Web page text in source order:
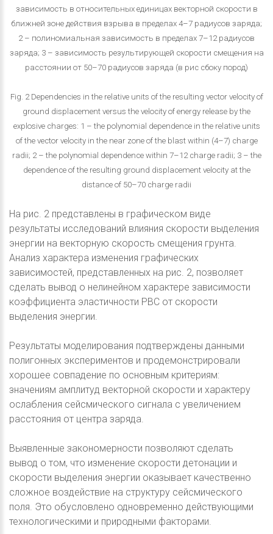
зависимость в относительных единицах векторной скорости в
ближней зоне действия взрыва в пределах 4–7 радиусов заряда;
2 – полиномиальная зависимость в пределах 7–12 радиусов
заряда; 3 – зависимость результирующей скорости смещения на
расстоянии от 50–70 радиусов заряда (в рис сбоку пород)
Fig. 2 Dependencies in the relative units of the resulting vector velocity of
ground displacement versus the velocity of energy release by the
explosive charges: 1 – the polynomial dependence in the relative units
of the vector velocity in the near zone of the blast within (4–7) charge
radii; 2 – the polynomial dependence within 7–12 charge radii; 3 – the
dependence of the resulting ground displacement velocity at the
distance of 50–70 charge radii
На рис. 2 представлены в графическом виде
результаты исследований влияния скорости выделения
энергии на векторную скорость смещения грунта.
Анализ характера изменения графических
зависимостей, представленных на рис. 2, позволяет
сделать вывод о нелинейном характере зависимости
коэффициента эластичности РВС от скорости
выделения энергии.
Результаты моделирования подтверждены данными
полигонных экспериментов и продемонстрировали
хорошее совпадение по основным критериям:
значениям амплитуд векторной скорости и характеру
ослабления сейсмического сигнала с увеличением
расстояния от центра заряда.
Выявленные закономерности позволяют сделать
вывод о том, что изменение скорости детонации и
скорости выделения энергии оказывает качественно
сложное воздействие на структуру сейсмического
поля. Это обусловлено одновременно действующими
технологическими и природными факторами.